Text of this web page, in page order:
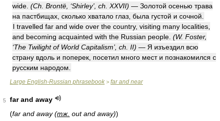
wide. (Ch. Brontë, ‘Shirley’, ch. XXVII) — Золотой осенью трава
на пастбищах, сколько хватало глаз, была густой и сочной.
I travelled far and wide over the country, visiting many localities,
and becoming acquainted with the Russian people. (W. Foster,
‘The Twilight of World Capitalism’, ch. II) — Я изъездил всю
страну вдоль и поперек, посетил много мест и познакомился с
русским народом.
Large English-Russian phrasebook > far and near
5
far and away
(far and away (тж. out and away))